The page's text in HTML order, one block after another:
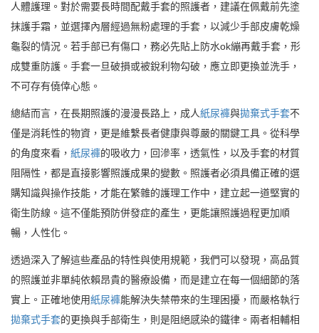
人體護理。對於需要長時間配戴手套的照護者，建議在佩戴前先塗
抹護手霜，並選擇內層經過無粉處理的手套，以減少手部皮膚乾燥
龜裂的情況。若手部已有傷口，務必先貼上防水ok繃再戴手套，形
成雙重防護。手套一旦破損或被銳利物勾破，應立即更換並洗手，
不可存有僥倖心態。
總結而言，在長期照護的漫漫長路上，成人紙尿褲與拋棄式手套不
僅是消耗性的物資，更是維繫長者健康與尊嚴的關鍵工具。從科學
的角度來看， 紙尿褲的吸收力，回滲率，透氣性，以及手套的材質
阻隔性，都是直接影響照護成果的變數。照護者必須具備正確的選
購知識與操作技能，才能在繁雜的護理工作中，建立起一道堅實的
衛生防線。這不僅能預防併發症的產生，更能讓照護過程更加順
暢，人性化。
透過深入了解這些產品的特性與使用規範，我們可以發現，高品質
的照護並非單純依賴昂貴的醫療設備，而是建立在每一個細節的落
實上。正確地使用紙尿褲能解決失禁帶來的生理困擾，而嚴格執行
拋棄式手套的更換與手部衛生，則是阻絕感染的鐵律。兩者相輔相